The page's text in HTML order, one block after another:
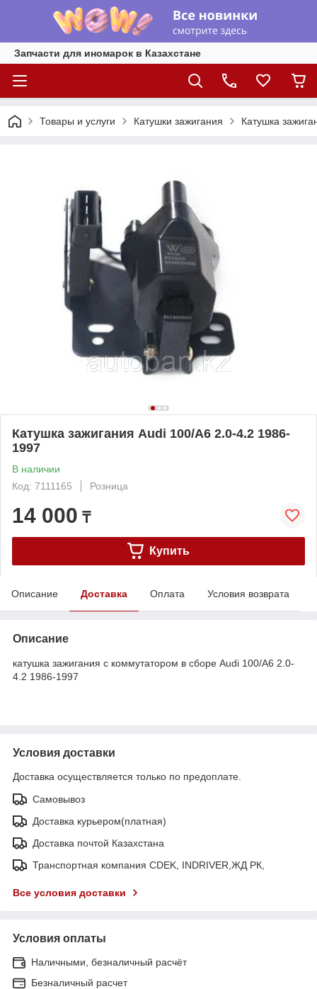
Запчасти для иномарок в Казахстане
Товары и услуги Катушки зажигания Катушка
Катушка зажигания Audi 100/A6 2.0-4.2 1986-
1997
В наличии
Код: 7111165
Розница
14 000 ₸
Купить
Описание Доставка Оплата Условия возврата
Описание
катушка зажигания с коммутатором в сборе Audi 100/A6 2.0-
4.2 1986-1997
Условия доставки
Доставка осуществляется только по предоплате.
Самовывоз
Доставка курьером(платная)
Доставка почтой Казахстана
Транспортная компания CDEK, INDRIVER,ЖД РК,
Все условия доставки
Условия оплаты
Наличными, безналичный расчёт
Безналичный расчет